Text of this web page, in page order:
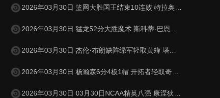
2026年03月30日 篮网大胜国王结束10连败 特拉奥雷17+6 德文·卡特20+8
2026年03月30日 猛龙52分大胜魔术 斯科蒂·巴恩斯28分钟23+15 班凯罗14中3
2026年03月30日 杰伦·布朗缺阵绿军轻取黄蜂 塔图姆32+5+8 普理查德28+6+6
2026年03月30日 杨瀚森6分4板1帽 开拓者轻取奇才 阿夫迪亚20+7+5 卡马拉23+7
2026年03月30日 03月30日NCAA精英八强 康涅狄格73 - 72杜克 全场集锦